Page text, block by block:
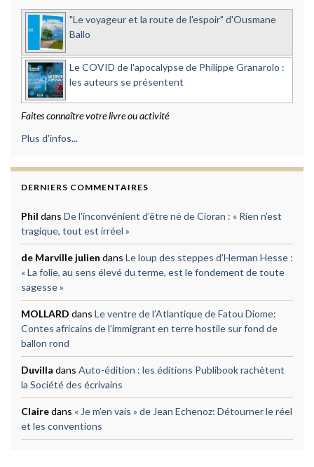
"Le voyageur et la route de l'espoir" d'Ousmane
Ballo
Le COVID de l'apocalypse de Philippe Granarolo :
les auteurs se présentent
Faites connaître votre livre ou activité
Plus d'infos...
DERNIERS COMMENTAIRES
Phil dans De l’inconvénient d’être né de Cioran : « Rien n’est
tragique, tout est irréel »
de Marville julien dans Le loup des steppes d’Herman Hesse :
« La folie, au sens élevé du terme, est le fondement de toute
sagesse »
MOLLARD dans Le ventre de l’Atlantique de Fatou Diome:
Contes africains de l’immigrant en terre hostile sur fond de
ballon rond
Duvilla dans Auto-édition : les éditions Publibook rachètent
la Société des écrivains
Clairedans « Je m’en vais » de Jean Echenoz: Détourner le réel
et les conventions